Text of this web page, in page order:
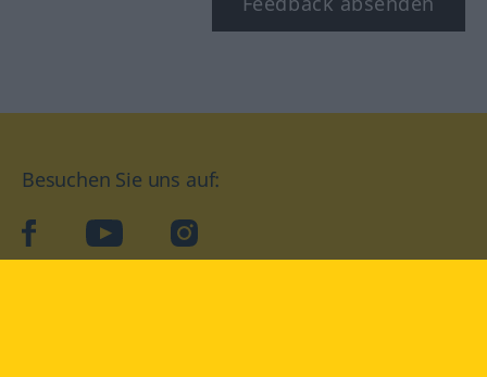
Besuchen Sie uns auf:
facebookYouTube Instagram